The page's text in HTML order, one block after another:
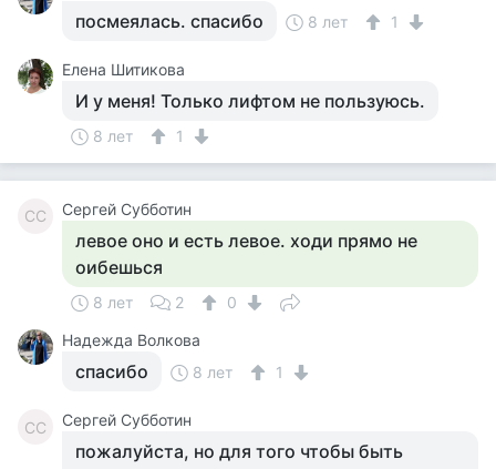
посмеялась. спасибо 8 лет 1
Елена Шитикова
И у меня! Только лифтом не пользуюсь.
8 лет 1
СС Сергей Субботин
левое оно и есть левое. ходи прямо не
оибешься
8 лет 2
0
Надежда Волкова
спасибо 8 лет 1
СС Сергей Субботин
пожалуйста, но для того чтобы быть